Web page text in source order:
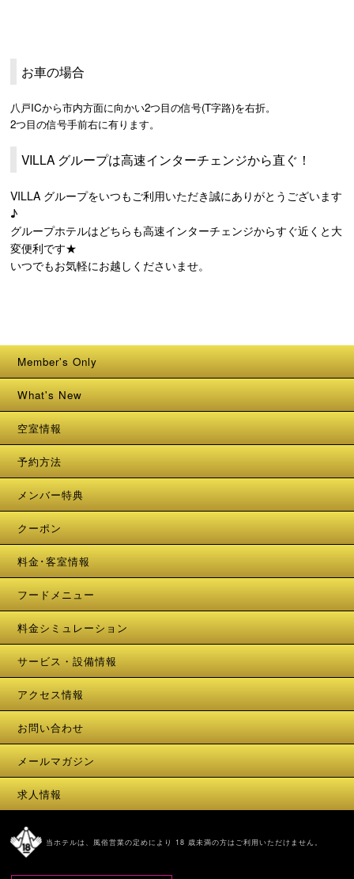
お車の場合
八戸ICから市内方面に向かい2つ目の信号(T字路)を右折。
2つ目の信号手前右に有ります。
VILLA グループは高速インターチェンジから直ぐ！
VILLA グループをいつもご利用いただき誠にありがとうございます
♪
グループホテルはどちらも高速インターチェンジからすぐ近くと大
変便利です★
いつでもお気軽にお越しくださいませ。
Member's Only
What's New
空室情報
予約方法
メンバー特典
クーポン
料金･客室情報
フードメニュー
料金シミュレーション
サービス・設備情報
アクセス情報
お問い合わせ
メールマガジン
求人情報
当ホテルは、風俗営業の定めにより 18 歳未満の方はご利用いただけません。